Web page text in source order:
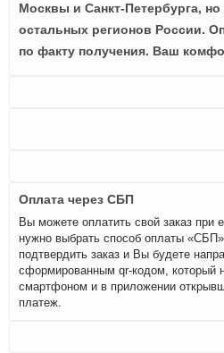
Москвы и Санкт-Петербурга,
остальных регионов России.
по факту получения. Ваш
Оплата через СБП
Вы можете оплатить свой заказ при
нужно выбрать способ оплаты
подтвердить заказ и Вы будете
сформированным qr-кодом, который
смартфоном и в приложении
платеж.